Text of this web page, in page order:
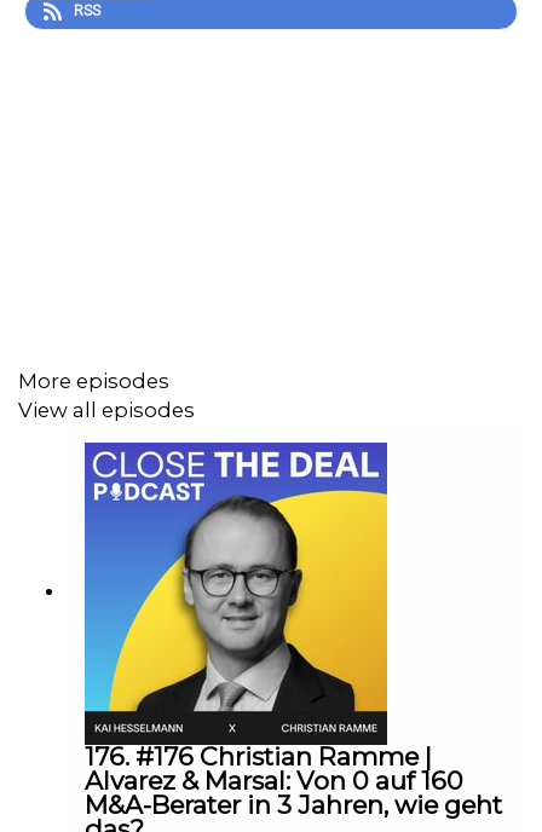
Finanzinvestoren nicht gewünscht ist?
wie Henrik zum Sanierer wurde,
wie ein Insolvenzfall die Idee zu CREDION lieferte,
welche Rolle CREDION bei Nachfolge und Krise
warum der Private-Debt-Markt trotz Zinswende
weiter wächst,
und vieles mehr...
Viel Spaß beim Hören!
RSS
More episodes
View all episodes
176. #176 Christian Ramme |
Alvarez & Marsal: Von 0 auf 160
M&A-Berater in 3 Jahren, wie geht